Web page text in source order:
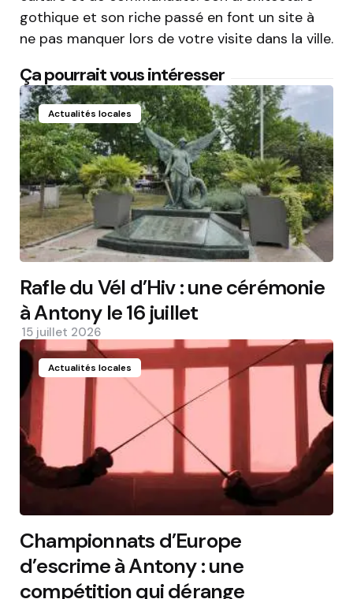
gothique et son riche passé en font un site à
ne pas manquer lors de votre visite dans la ville.
Ça pourrait vous intéresser
Actualités locales
Rafle du Vél d’Hiv : une cérémonie
à Antony le 16 juillet
15 juillet 2026
Actualités locales
Championnats d’Europe
d’escrime à Antony : une
compétition qui dérange